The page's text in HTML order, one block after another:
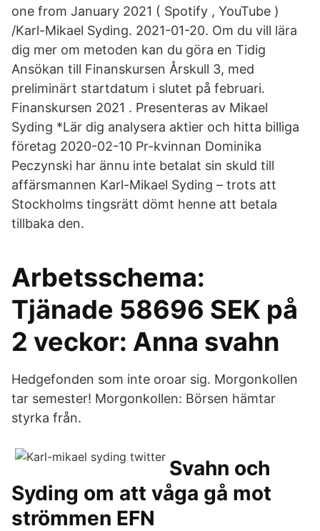
one from January 2021 ( Spotify , YouTube )
/Karl-Mikael Syding. 2021-01-20. Om du vill lära
dig mer om metoden kan du göra en Tidig
Ansökan till Finanskursen Årskull 3, med
preliminärt startdatum i slutet på februari.
Finanskursen 2021 . Presenteras av Mikael
Syding *Lär dig analysera aktier och hitta billiga
företag 2020-02-10 Pr-kvinnan Dominika
Peczynski har ännu inte betalat sin skuld till
affärsmannen Karl-Mikael Syding – trots att
Stockholms tingsrätt dömt henne att betala
tillbaka den.
Arbetsschema:
Tjänade 58696 SEK på
2 veckor: Anna svahn
Hedgefonden som inte oroar sig. Morgonkollen
tar semester! Morgonkollen: Börsen hämtar
styrka från.
Svahn och
Syding om att våga gå mot
strömmen EFN